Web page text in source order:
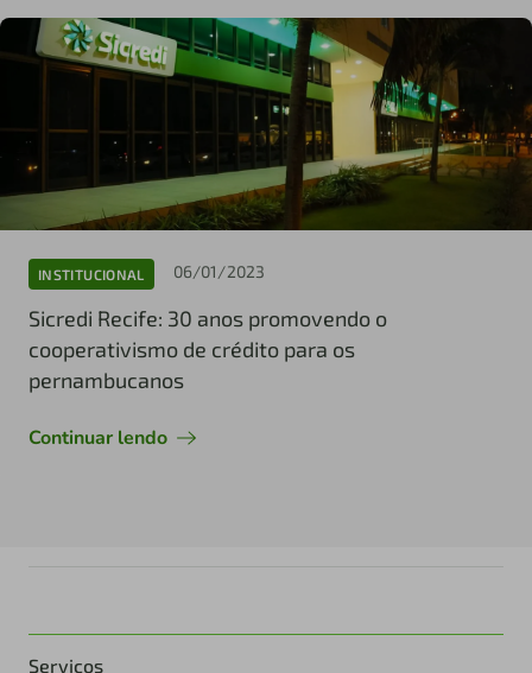
INSTITUCIONAL 06/01/2023
Sicredi Recife: 30 anos promovendo o
cooperativismo de crédito para os
pernambucanos
Continuar lendo
Serviços